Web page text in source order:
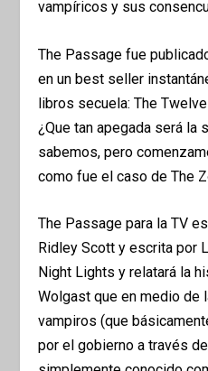
vampíricos y sus
The Passage fue
en un best seller
libros secuela: The
¿Que tan apegada será la
sabemos, pero
como fue el caso de The
The Passage para la TV
Ridley Scott y escrita por
Night Lights y relatará la
Wolgast que en medio de
vampiros (que
por el gobierno a través